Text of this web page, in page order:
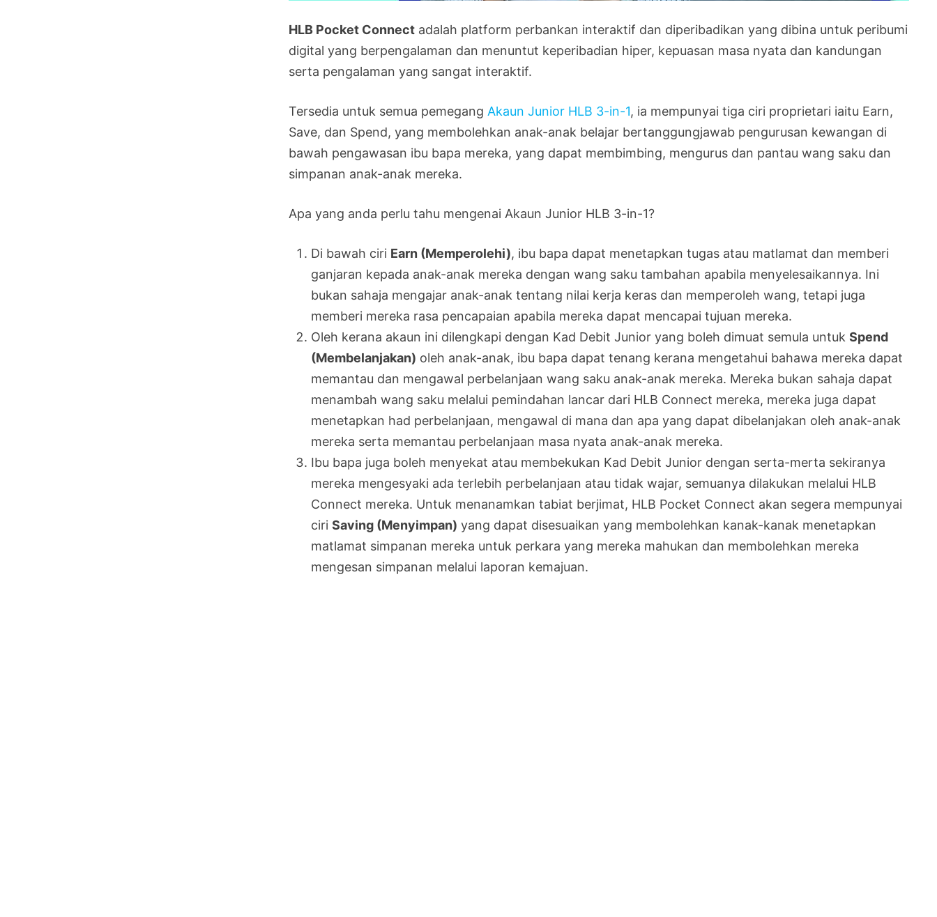
HLB Pocket Connect adalah platform perbankan interaktif dan diperibadikan yang dibina untuk peribumi
digital yang berpengalaman dan menuntut keperibadian hiper, kepuasan masa nyata dan kandungan
serta pengalaman yang sangat interaktif.
Tersedia untuk semua pemegang Akaun Junior HLB 3-in-1, ia mempunyai tiga ciri proprietari iaitu Earn,
Save, dan Spend, yang membolehkan anak-anak belajar bertanggungjawab pengurusan kewangan di
bawah pengawasan ibu bapa mereka, yang dapat membimbing, mengurus dan pantau wang saku dan
simpanan anak-anak mereka.
Apa yang anda perlu tahu mengenai Akaun Junior HLB 3-in-1?
Di bawah ciri Earn (Memperolehi), ibu bapa dapat menetapkan tugas atau matlamat dan memberi
ganjaran kepada anak-anak mereka dengan wang saku tambahan apabila menyelesaikannya. Ini
bukan sahaja mengajar anak-anak tentang nilai kerja keras dan memperoleh wang, tetapi juga
memberi mereka rasa pencapaian apabila mereka dapat mencapai tujuan mereka.
Oleh kerana akaun ini dilengkapi dengan Kad Debit Junior yang boleh dimuat semula untukSpend
(Membelanjakan) oleh anak-anak, ibu bapa dapat tenang kerana mengetahui bahawa mereka dapat
memantau dan mengawal perbelanjaan wang saku anak-anak mereka. Mereka bukan sahaja dapat
menambah wang saku melalui pemindahan lancar dari HLB Connect mereka, mereka juga dapat
menetapkan had perbelanjaan, mengawal di mana dan apa yang dapat dibelanjakan oleh anak-anak
mereka serta memantau perbelanjaan masa nyata anak-anak mereka.
Ibu bapa juga boleh menyekat atau membekukan Kad Debit Junior dengan serta-merta sekiranya
mereka mengesyaki ada terlebih perbelanjaan atau tidak wajar, semuanya dilakukan melalui HLB
Connect mereka. Untuk menanamkan tabiat berjimat, HLB Pocket Connect akan segera mempunyai
ciriSaving (Menyimpan) yang dapat disesuaikan yang membolehkan kanak-kanak menetapkan
matlamat simpanan mereka untuk perkara yang mereka mahukan dan membolehkan mereka
mengesan simpanan melalui laporan kemajuan.